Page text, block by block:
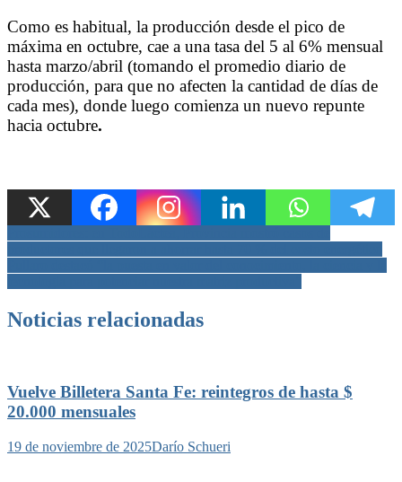
Como es habitual, la producción desde el pico de
máxima en octubre, cae a una tasa del 5 al 6% mensual
hasta marzo/abril (tomando el promedio diario de
producción, para que no afecten la cantidad de días de
cada mes), donde luego comienza un nuevo repunte
hacia octubre.
Navegación
de
entradas
Noticias relacionadas
Vuelve Billetera Santa Fe: reintegros de hasta $
20.000 mensuales
19 de noviembre de 2025Darío Schueri